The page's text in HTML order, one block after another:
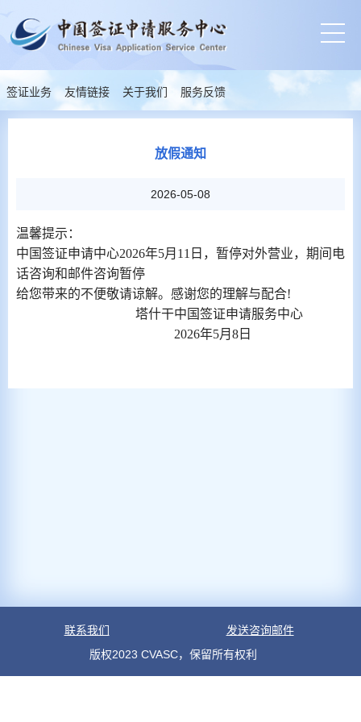
签证业务 友情链接 关于我们 服务反馈
放假通知
2026-05-08
温馨提示：
中国签证申请中心2026年5月11日，暂停对外营业，期间电
话咨询和邮件咨询暂停
给您带来的不便敬请谅解。感谢您的理解与配合!
塔什干中国签证申请服务中心
2026年5月8日
联系我们
发送咨询邮件
版权2023 CVASC，保留所有权利